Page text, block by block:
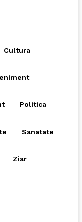
Cultura
Politica
Sanatate
Ziar